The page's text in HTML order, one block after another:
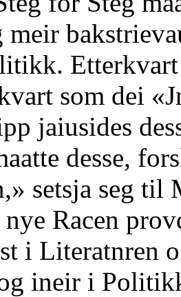
som dei
jaiusides
desse,
setsja seg
Racen
i Literatnren
ineir i